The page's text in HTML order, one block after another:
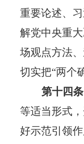
重要论述、
解党中央重
场观点方法
切实把“两个
第十四条
等适当形式
好示范引领